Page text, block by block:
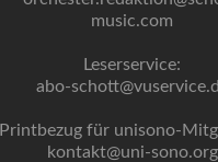
music.com
Leserservice:
abo-
Printbezug für unisono-
kontakt@uni-sono.org